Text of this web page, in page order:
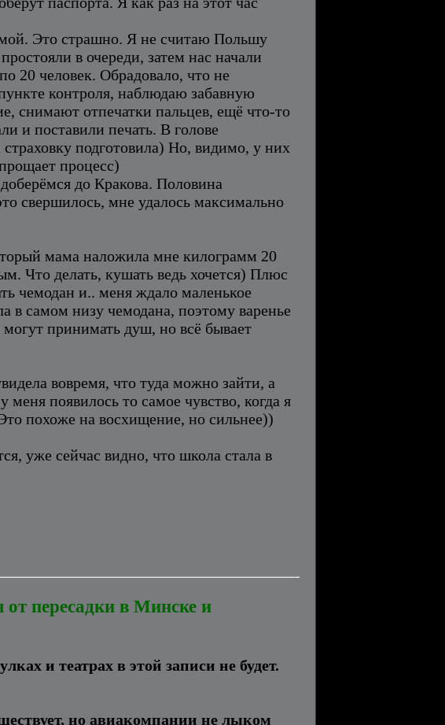
Это страшно. Я не считаю Польшу
в очереди, затем нас начали
20 человек. Обрадовало, что не
контроля, наблюдаю забавную
снимают отпечатки пальцев, ещё что-то
и поставили печать. В голове
подготовила) Но, видимо, у них
процесс)
до Кракова. Половина
свершилось, мне удалось максимально
мама наложила мне килограмм 20
Что делать, кушать ведь хочется) Плюс
чемодан и.. меня ждало маленькое
в самом низу чемодана, поэтому варенье
принимать душ, но всё бывает
вовремя, что туда можно зайти, а
появилось то самое чувство, когда я
похоже на восхищение, но сильнее))
уже сейчас видно, что школа стала в
пересадки в Минске и
и театрах в этой записи не будет.
но авиакомпании не лыком